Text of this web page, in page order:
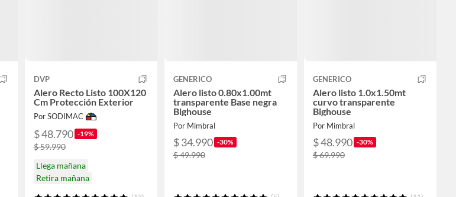
DVP
Alero Recto Listo 100X120
Cm Protección Exterior
Por SODIMAC
$ 48.790 -19%
$ 59.990
Llega mañana
Retira mañana
GENERICO
Alero listo 0.80x1.00mt
transparente Base negra
Bighouse
Por Mimbral
$ 34.990 -30%
$ 49.990
GENERICO
Alero listo 1.0x1.50mt
curvo transparente
Bighouse
Por Mimbral
$ 48.990 -30%
$ 69.990